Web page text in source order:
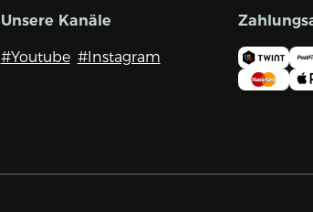
Unsere Kanäle
#Youtube #Instagram